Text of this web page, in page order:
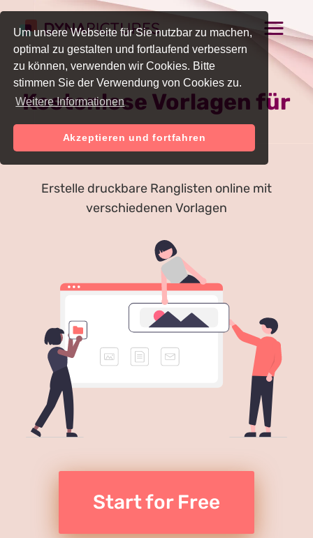
Um unsere Webseite für Sie nutzbar zu machen,
optimal zu gestalten und fortlaufend verbessern
zu können, verwenden wir Cookies. Bitte
stimmen Sie der Verwendung von Cookies zu.
Weitere Informationen
Akzeptieren und fortfahren
Kostenlose Vorlagen für
Ranglisten
Erstelle druckbare Ranglisten online mit
verschiedenen Vorlagen
Start for Free